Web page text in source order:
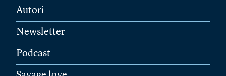
Autori
Newsletter
Podcast